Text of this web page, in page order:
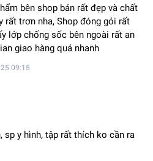
bên shop bán rất đẹp và chất
rất trơn nha, Shop đóng gói rất
lớp chống sốc bên ngoài rất an
giao hàng quá nhanh
09:15
sp y hình, tập rất thích ko cần ra